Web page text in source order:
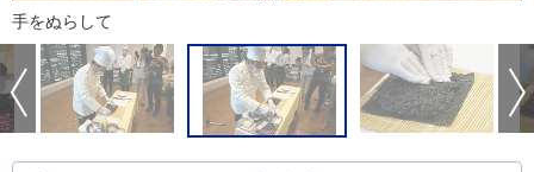
手をぬらして